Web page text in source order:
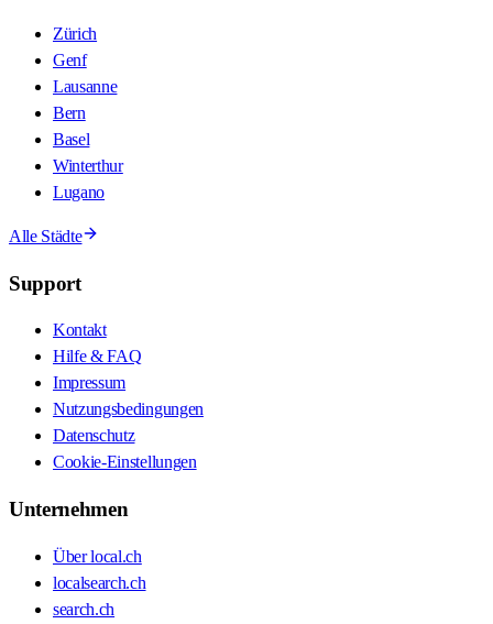
Zürich
Genf
Lausanne
Bern
Basel
Winterthur
Lugano
Alle Städte
Support
Kontakt
Hilfe & FAQ
Impressum
Nutzungsbedingungen
Datenschutz
Cookie-Einstellungen
Unternehmen
Über local.ch
localsearch.ch
search.ch